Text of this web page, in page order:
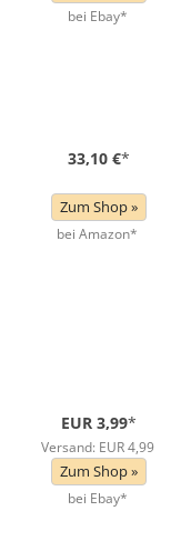
bei Ebay*
33,10 €*
Zum Shop »
bei Amazon*
EUR 3,99*
Versand: EUR 4,99
Zum Shop »
bei Ebay*